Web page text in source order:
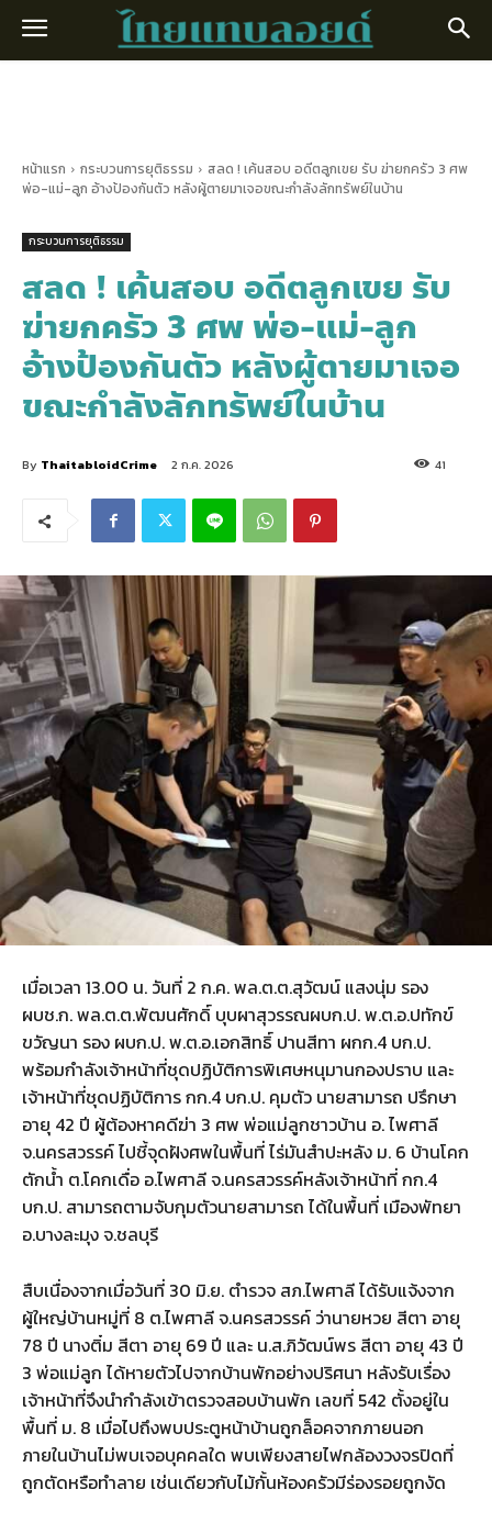
หน้าแรก กระบวนการยุติธรรม
สลด ! เค้นสอบ อดีตลูกเขย รับ ฆ่ายกครัว 3 ศพ
พ่อ-แม่-ลูก อ้างป้องกันตัว หลังผู้ตายมาเจอขณะกำลังลักทรัพย์ในบ้าน
กระบวนการยุติธรรม
สลด ! เค้นสอบ อดีตลูกเขย รับ
ฆ่ายกครัว 3 ศพ พ่อ-แม่-ลูก
อ้างป้องกันตัว หลังผู้ตายมาเจอ
ขณะกำลังลักทรัพย์ในบ้าน
By ThaitabloidCrime 2 ก.ค. 2026 41
เมื่อเวลา 13.00 น. วันที่ 2 ก.ค. พล.ต.ต.สุวัฒน์ แสงนุ่ม รอง
ผบช.ก. พล.ต.ต.พัฒนศักดิ์ บุบผาสุวรรณผบก.ป. พ.ต.อ.ปทักข์
ขวัญนา รอง ผบก.ป. พ.ต.อ.เอกสิทธิ์ ปานสีทา ผกก.4 บก.ป.
พร้อมกำลังเจ้าหน้าที่ชุดปฏิบัติการพิเศษหนุมานกองปราบ และ
เจ้าหน้าที่ชุดปฏิบัติการ กก.4 บก.ป. คุมตัว นายสามารถ ปรึกษา
อายุ 42 ปี ผู้ต้องหาคดีฆ่า 3 ศพ พ่อแม่ลูกชาวบ้าน อ. ไพศาลี
จ.นครสวรรค์ ไปชี้จุดฝังศพในพื้นที่ ไร่มันสำปะหลัง ม. 6 บ้านโคก
ตักน้ำ ต.โคกเดื่อ อ.ไพศาลี จ.นครสวรรค์หลังเจ้าหน้าที่ กก.4
บก.ป. สามารถตามจับกุมตัวนายสามารถ ได้ในพื้นที่ เมืองพัทยา
อ.บางละมุง จ.ชลบุรี
สืบเนื่องจากเมื่อวันที่ 30 มิ.ย. ตำรวจ สภ.ไพศาลี ได้รับแจ้งจาก
ผู้ใหญ่บ้านหมู่ที่ 8 ต.ไพศาลี จ.นครสวรรค์ ว่านายหวย สีตา อายุ
78 ปี นางติ๋ม สีตา อายุ 69 ปี และ น.ส.ภิวัฒน์พร สีตา อายุ 43 ปี
3 พ่อแม่ลูก ได้หายตัวไปจากบ้านพักอย่างปริศนา หลังรับเรื่อง
เจ้าหน้าที่จึงนำกำลังเข้าตรวจสอบบ้านพัก เลขที่ 542 ตั้งอยู่ใน
พื้นที่ ม. 8 เมื่อไปถึงพบประตูหน้าบ้านถูกล็อคจากภายนอก
ภายในบ้านไม่พบเจอบุคคลใด พบเพียงสายไฟกล้องวงจรปิดที่
ถูกตัดหรือทำลาย เช่นเดียวกับไม้กั้นห้องครัวมีร่องรอยถูกงัด